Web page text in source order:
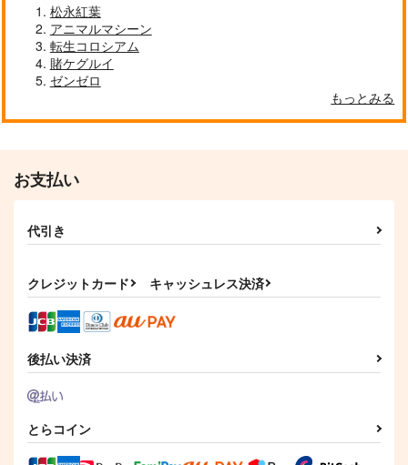
【40原展】ミニ色紙
ツクルノモリ
1,887 1,320
お兄ちゃんはおしま
い!(25)(26)(27)
お兄ちゃんはおしま
婚活したら地獄だった
件 総集編
松永紅葉
アニマルマシーン
転生コロシアム
賭ケグルイ
ゼンゼロ
もっとみる
お支払い
代引き
クレジットカード キャッシュレス決済
後払い決済
とらコイン